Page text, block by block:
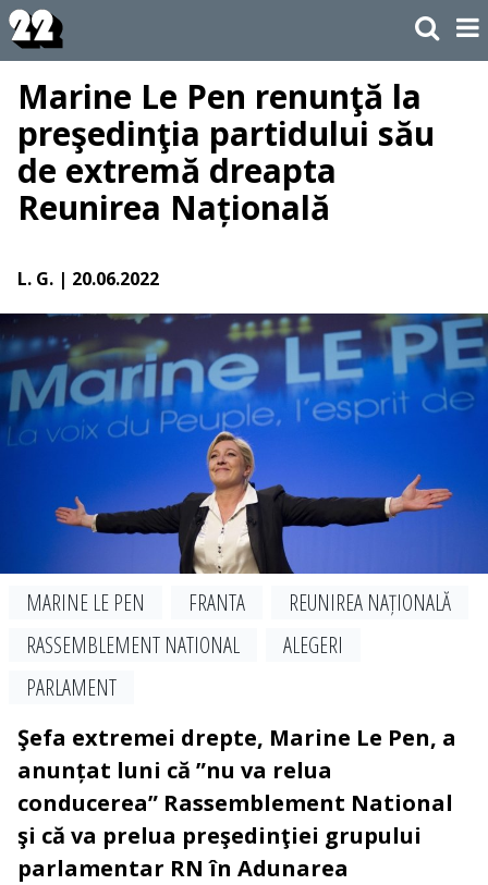
Marine Le Pen renunţă la
preşedinţia partidului său
de extremă dreapta
Reunirea Națională
L. G. | 20.06.2022
MARINE LE PEN FRANTA
REUNIREA NAȚIONALĂ
RASSEMBLEMENT NATIONAL
ALEGERI
PARLAMENT
Şefa extremei drepte, Marine Le Pen, a
anunțat luni că ”nu va relua
conducerea” Rassemblement National
şi că va prelua preşedinţiei grupului
parlamentar RN în Adunarea